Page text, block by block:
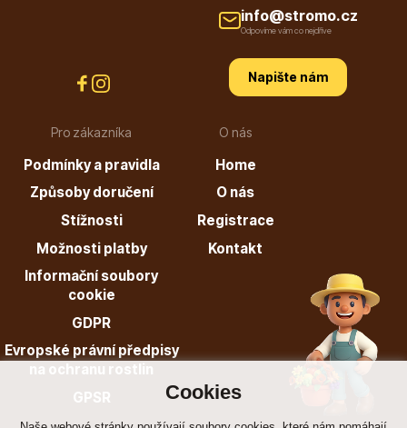
Cookies
Dárkový poukaz
Poradíme Vám?
Pro zákazníka
Podmínky a pravidla
Způsoby doručení
Stížnosti
Možnosti platby
Informační soubory
cookie
GDPR
Evropské právní předpisy
na ochranu rostlin
GPSR
O nás
Home
O nás
Registrace
Kontakt
info@stromo.cz
Odpovíme vám co nejdříve
Napište nám